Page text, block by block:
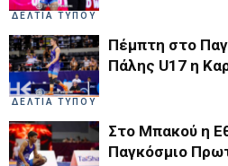
ΔΕΛΤΙΑ ΤΥΠΟΥ
ΔΕΛΤΙΑ ΤΥΠΟΥ
Πέμπτη στο
Πάλης U17 η
Στο Μπακού η
Παγκόσμιο